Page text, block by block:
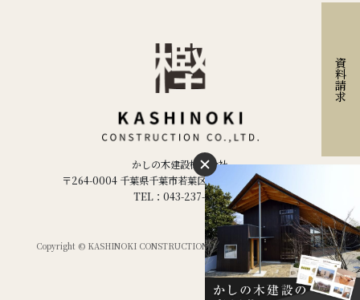
かしの木建設株式会社
〒264-0004 千葉県千葉市若葉区千城台西２丁目２−５
TEL：043-237-1886
Copyright © KASHINOKI CONSTRUCTION Co.ltd,. All Rights Reserved.
資料請求